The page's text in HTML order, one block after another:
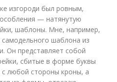
изгороди был ровным,
— натянутую
шаблоны. Мне, например,
шаблона из
Он представляет собой
сбитые в форме буквы
любой стороны кроны, а